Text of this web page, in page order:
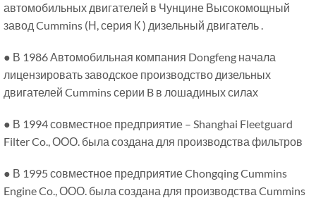
автомобильных двигателей в Чунцине Высокомощный
завод Cummins (Н, серия К ) дизельный двигатель .
● В 1986 Автомобильная компания Dongfeng начала
лицензировать заводское производство дизельных
двигателей Cummins серии B в лошадиных силах
● В 1994 совместное предприятие – Shanghai Fleetguard
Filter Co., ООО. была создана для производства фильтров
● В 1995 совместное предприятие Chongqing Cummins
Engine Co., ООО. была создана для производства Cummins